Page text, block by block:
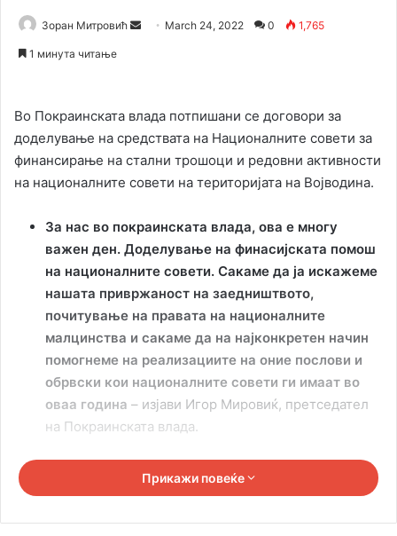
Зоран Митровић
Send March 24, 2022 0 1,765
1 минута читање
Во Покраинската влада потпишани се договори за
доделување на средствата на Националните совети за
финансирање на стални трошоци и редовни активности
на националните совети на територијата на Војводина.
За нас во покраинската влада, ова е многу
важен ден. Доделување на финасијската помош
на националните совети. Сакаме да ја искажеме
нашата привржаност на заедништвото,
почитување на правата на националните
малцинства и сакаме да на најконкретен начин
помогнеме на реализациите на оние послови и
обрвски кои националните совети ги имаат во
оваа година – изјави Игор Мировиќ, претседател
на Покраинската влада.
Својот комнетар на оваа свечаност го изнесе и
претседателот на Националниот совет на
Прикажи повеќе